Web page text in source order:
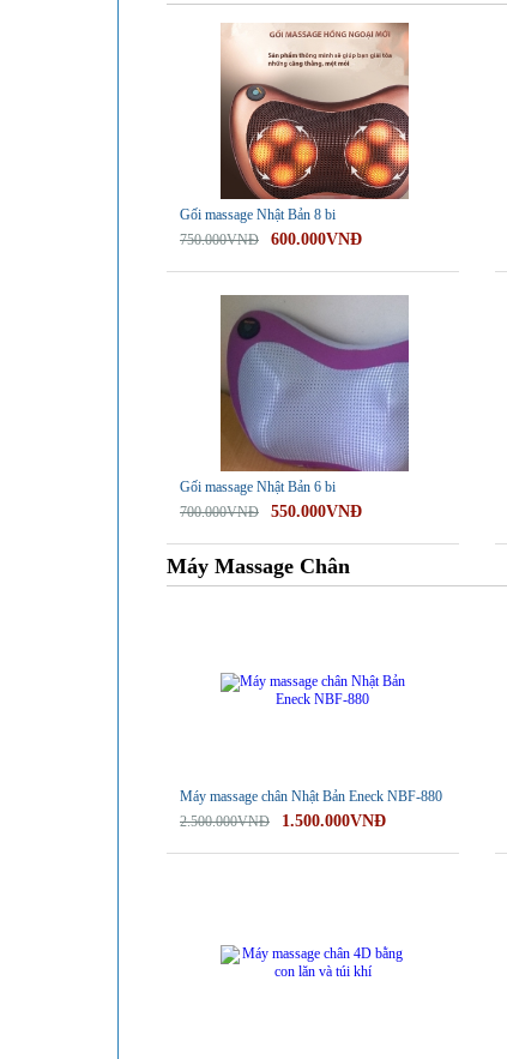
Gối massage Nhật Bản 8 bi
750.000VNĐ
600.000VNĐ
Gối massage Nhật Bản 6 bi
700.000VNĐ
550.000VNĐ
Máy Massage Chân
Máy massage chân Nhật Bản Eneck NBF-880
2.500.000VNĐ
1.500.000VNĐ